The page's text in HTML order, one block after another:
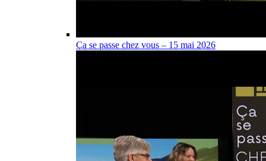
Ça se passe chez vous – 15 mai 2026